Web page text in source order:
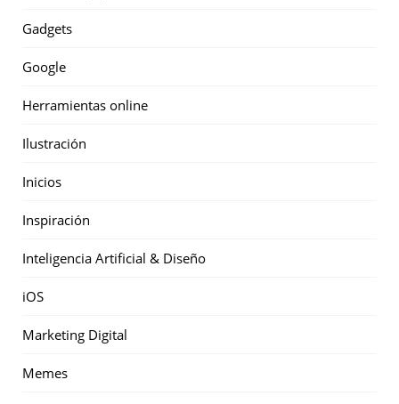
Gadgets
Google
Herramientas online
Ilustración
Inicios
Inspiración
Inteligencia Artificial & Diseño
iOS
Marketing Digital
Memes